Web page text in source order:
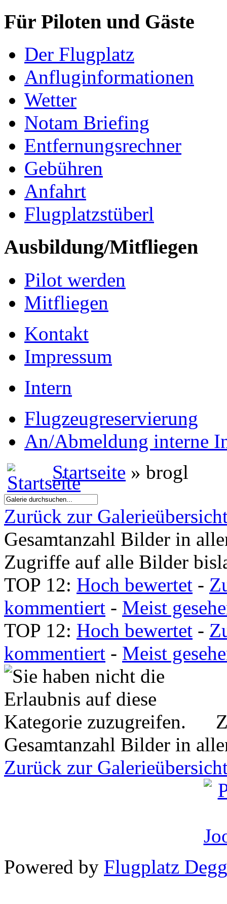
Für Piloten und Gäste
Der Flugplatz
Anfluginformationen
Wetter
Notam Briefing
Entfernungsrechner
Gebühren
Anfahrt
Flugplatzstüberl
Ausbildung/Mitfliegen
Pilot werden
Mitfliegen
Kontakt
Impressum
Intern
Flugzeugreservierung
An/Abmeldung interne
Startseite » brogl
Zurück zur
Gesamtanzahl Bilder in
Zugriffe auf alle Bilder
TOP 12: Hoch bewertet -
kommentiert - Meist
TOP 12: Hoch bewertet -
kommentiert - Meist
Gesamtanzahl Bilder in
Zurück zur
Powered by Flugplatz